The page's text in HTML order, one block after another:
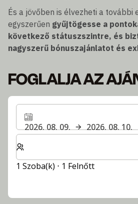
És a jövőben is élvezheti a további
egyszerűen gyűjtögesse a
következő státuszszintre, és
nagyszerű bónuszajánlatot és
FOGLALJA AZ
2026. 08. 09.
2026. 08. 10.
Válassza ki a szobák és a
1 Szoba(k) ⋅ 1 Felnőtt